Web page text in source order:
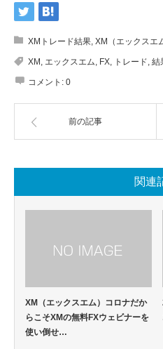
XMトレード結果 XM（エックスエ
XM エックスエム FX トレード 結
コメント: 0
前の記事
関連
XM（エックスエム）コロナだか
らこそXMの無料FXウェビナーを
使い倒せ…